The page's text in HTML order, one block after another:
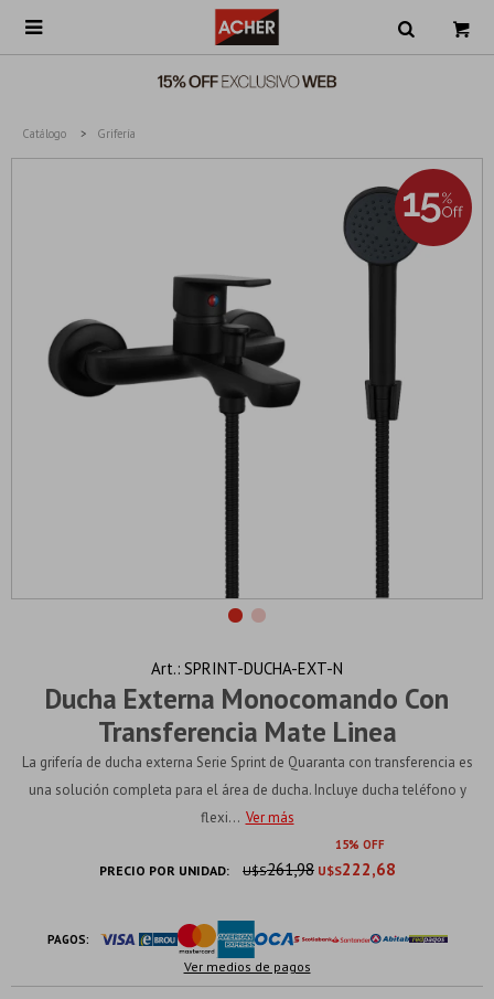

Catálogo Grifería
Ducha Externa Monocomando Con
Transferencia Mate Linea
SPRINT-DUCHA-EXT-N
La grifería de ducha externa Serie Sprint de Quaranta con transferencia es
una solución completa para el área de ducha. Incluye ducha teléfono y
flexi... Ver más
15
PRECIO POR UNIDAD: U$S222,68
U$S261,98
PAGOS:
Ver medios de pagos